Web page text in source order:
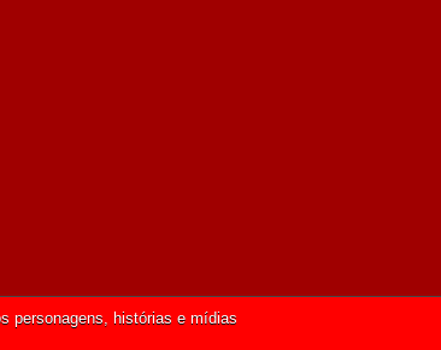
personagens, histórias e mídias